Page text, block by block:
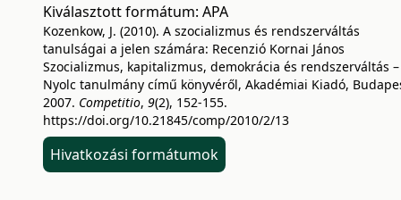
Kiválasztott formátum: APA
Kozenkow, J. (2010). A szocializmus és rendszerváltás
tanulságai a jelen számára: Recenzió Kornai János
Szocializmus, kapitalizmus, demokrácia és rendszerváltás –
Nyolc tanulmány című könyvéről, Akadémiai Kiadó,
2007. Competitio, 9(2), 152-155.
https://doi.org/10.21845/comp/2010/2/13
Hivatkozási formátumok